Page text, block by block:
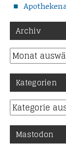
Archiv
Archiv
Kategorien
Kategorien
Mastodon